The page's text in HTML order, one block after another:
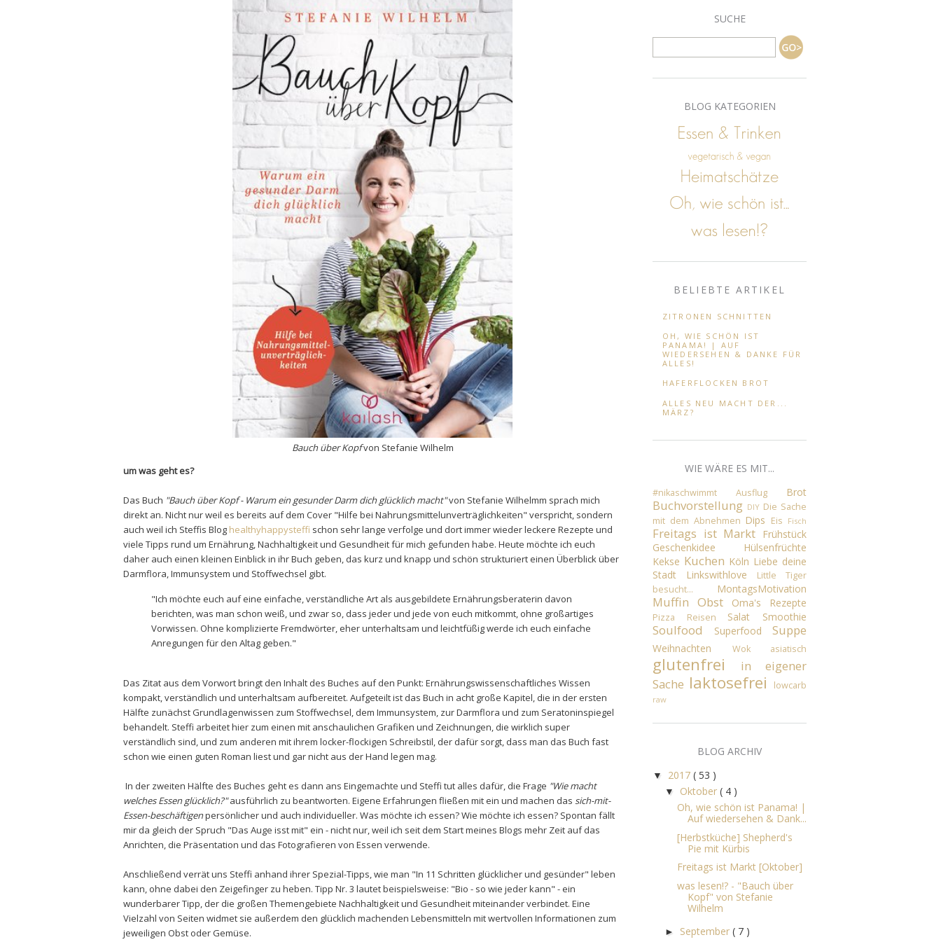
Bauch über Kopfvon Stefanie Wilhelm
um was geht es?
Das Buch "Bauch über Kopf - Warum ein gesunder Darm dich glücklich macht"von Stefanie Wilhelmm sprach mich
direkt an. Nicht nur weil es bereits auf dem Cover "Hilfe bei Nahrungsmittelunverträglichkeiten" verspricht, sondern
auch weil ich Steffis Blog healthyhappysteffi schon sehr lange verfolge und dort immer wieder leckere Rezepte und
viele Tipps rund um Ernährung, Nachhaltigkeit und Gesundheit für mich gefunden habe. Heute möchte ich euch
daher auch einen kleinen Einblick in ihr Buch geben, das kurz und knapp und schön strukturiert einen Überblick über
Darmflora, Immunsystem und Stoffwechsel gibt.
"Ich möchte euch auf eine einfache, verständliche Art als ausgebildete Ernährungsberaterin davon
berichten, was man schon weiß, und zwar so, dass jeder und jede von euch mitkommt, ohne großartiges
Vorwissen. Ohne komplizierte Fremdwörter, eher unterhaltsam und leichtfüßig werde ich euch einfache
Anregungen für den Altag geben."
Das Zitat aus dem Vorwort bringt den Inhalt des Buches auf den Punkt: Ernährungswissenschaftliches Wissen
kompakt, verständlich und unterhaltsam aufbereitet. Aufgeteilt ist das Buch in acht große Kapitel, die in der ersten
Hälfte zunächst Grundlagenwissen zum Stoffwechsel, dem Immunsystem, zur Darmflora und zum Seratoninspiegel
behandelt. Steffi arbeitet hier zum einen mit anschaulichen Grafiken und Zeichnungen, die wirklich super
verständlich sind, und zum anderen mit ihrem locker-flockigen Schreibstil, der dafür sorgt, dass man das Buch fast
schon wie einen guten Roman liest und gar nicht aus der Hand legen mag.
In der zweiten Hälfte des Buches geht es dann ans Eingemachte und Steffi tut alles dafür, die Frage "Wie macht
welches Essen glücklich?"ausführlich zu beantworten. Eigene Erfahrungen fließen mit ein und machen das sich-mit-
Essen-beschäftigenpersönlicher und auch individueller. Was möchte ich essen? Wie möchte ich essen? Spontan fällt
mir da gleich der Spruch "Das Auge isst mit" ein - nicht nur, weil ich seit dem Start meines Blogs mehr Zeit auf das
Anrichten, die Präsentation und das Fotografieren von Essen verwende.
Anschließend verrät uns Steffi anhand ihrer Spezial-Tipps, wie man "In 11 Schritten glücklicher und gesünder" leben
kann, ohne dabei den Zeigefinger zu heben. Tipp Nr. 3 lautet beispielsweise: "Bio - so wie jeder kann" - ein
wunderbarer Tipp, der die großen Themengebiete Nachhaltigkeit und Gesundheit miteinander verbindet. Eine
Vielzahl von Seiten widmet sie außerdem den glücklich machenden Lebensmitteln mit wertvollen Informationen zum
jeweiligen Obst oder Gemüse.
SUCHE
BLOG KATEGORIEN
BELIEBTE ARTIKEL
ZITRONEN SCHNITTEN
OH, WIE SCHÖN IST
PANAMA! | AUF
WIEDERSEHEN & DANKE FÜR
ALLES!
HAFERFLOCKEN BROT
ALLES NEU MACHT DER...
MÄRZ?
WIE WÄRE ES MIT...
#nikaschwimmt Ausflug Brot
Buchvorstellung DIY Die Sache
mit dem Abnehmen Dips Eis Fisch
Freitags ist Markt
Frühstück
Geschenkidee
Hülsenfrüchte
Kekse Kuchen Köln Liebe deine
Stadt
Linkswithlove
Little Tiger
besucht...
MontagsMotivation
Muffin Obst Oma's Rezepte
Pizza Reisen Salat Smoothie
Soulfood Superfood Suppe
Weihnachten Wok asiatisch
glutenfrei
in eigener
Sache laktosefrei lowcarb
raw
BLOG ARCHIV
▼ 2017 ( 53 )
▼ Oktober ( 4 )
Oh, wie schön ist Panama! |
Auf wiedersehen & Dank...
[Herbstküche] Shepherd's
Pie mit Kürbis
Freitags ist Markt [Oktober]
was lesen!? - "Bauch über
Kopf" von Stefanie
Wilhelm
► September ( 7 )